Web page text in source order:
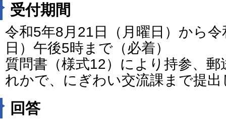
受付期間
令和5年8月21日（月曜日）から
日）午後5時まで（必着）
質問書（様式12）により持参、
れかで、にぎわい交流課まで提
回答